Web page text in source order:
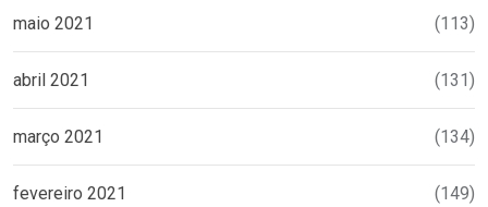
maio 2021 (113)
abril 2021 (131)
março 2021 (134)
fevereiro 2021 (149)